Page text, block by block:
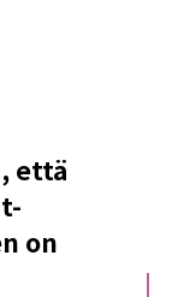
että
on